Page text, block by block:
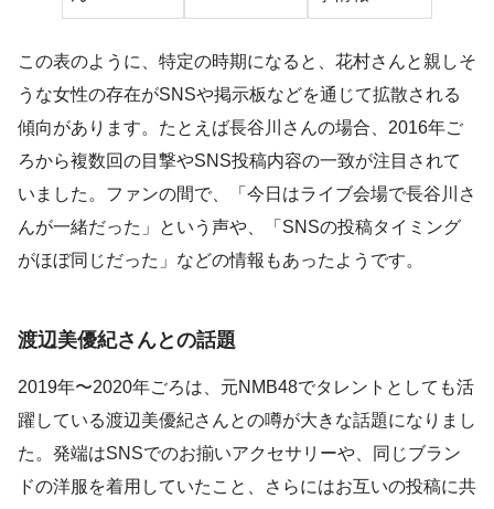
この表のように、特定の時期になると、花村さんと親しそ
うな女性の存在がSNSや掲示板などを通じて拡散される
傾向があります。たとえば長谷川さんの場合、2016年ご
ろから複数回の目撃やSNS投稿内容の一致が注目されて
いました。ファンの間で、「今日はライブ会場で長谷川さ
んが一緒だった」という声や、「SNSの投稿タイミング
がほぼ同じだった」などの情報もあったようです。
渡辺美優紀さんとの話題
2019年〜2020年ごろは、元NMB48でタレントとしても活
躍している渡辺美優紀さんとの噂が大きな話題になりまし
た。発端はSNSでのお揃いアクセサリーや、同じブラン
ドの洋服を着用していたこと、さらにはお互いの投稿に共